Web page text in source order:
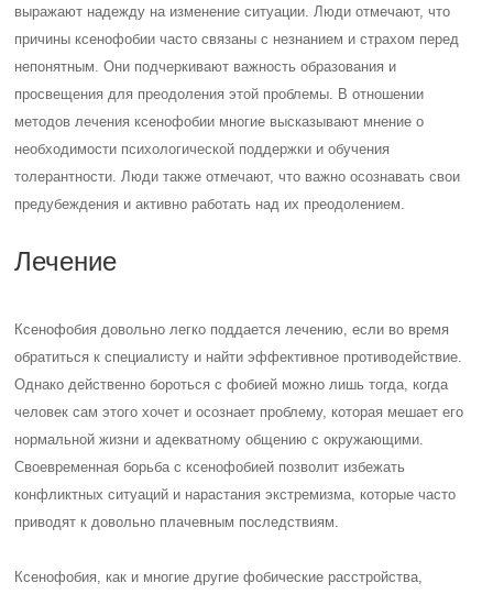
выражают надежду на изменение ситуации. Люди отмечают, что
причины ксенофобии часто связаны с незнанием и страхом перед
непонятным. Они подчеркивают важность образования и
просвещения для преодоления этой проблемы. В отношении
методов лечения ксенофобии многие высказывают мнение о
необходимости психологической поддержки и обучения
толерантности. Люди также отмечают, что важно осознавать свои
предубеждения и активно работать над их преодолением.
Лечение
Ксенофобия довольно легко поддается лечению, если во время
обратиться к специалисту и найти эффективное противодействие.
Однако действенно бороться с фобией можно лишь тогда, когда
человек сам этого хочет и осознает проблему, которая мешает его
нормальной жизни и адекватному общению с окружающими.
Своевременная борьба с ксенофобией позволит избежать
конфликтных ситуаций и нарастания экстремизма, которые часто
приводят к довольно плачевным последствиям.
Ксенофобия, как и многие другие фобические расстройства,